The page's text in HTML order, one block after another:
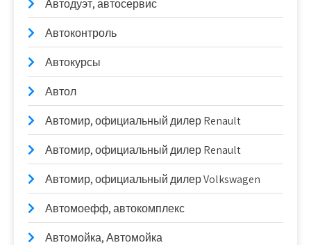
Автодуэт, автосервис
Автоконтроль
Автокурсы
Автол
Автомир, официальный дилер Renault
Автомир, официальный дилер Renault
Автомир, официальный дилер Volkswagen
Автомоефф, автокомплекс
Автомойка, Автомойка